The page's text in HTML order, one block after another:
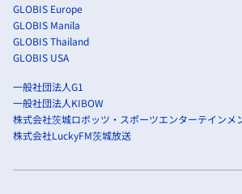
GLOBIS Europe
GLOBIS Manila
GLOBIS Thailand
GLOBIS USA
一般社団法人G1
一般社団法人KIBOW
株式会社茨城ロボッツ・スポーツエンターテインメ
株式会社LuckyFM茨城放送